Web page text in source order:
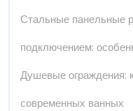
Стальные панельные
подключением:
Душевые ограждения:
современных ванных